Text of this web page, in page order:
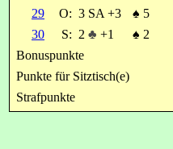
29
O: 3 SA +3 ♠ 5
30
S: 2 ♣ +1 ♠ 2
Bonuspunkte
Punkte für Sitztisch(e)
Strafpunkte